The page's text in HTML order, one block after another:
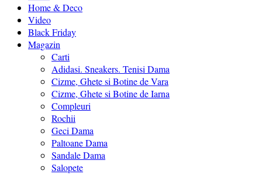
Home & Deco
Video
Black Friday
Magazin
Carti
Adidasi. Sneakers. Tenisi Dama
Cizme, Ghete si Botine de Vara
Cizme, Ghete si Botine de Iarna
Compleuri
Rochii
Geci Dama
Paltoane Dama
Sandale Dama
Salopete